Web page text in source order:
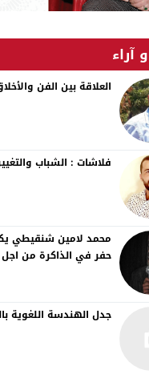
آراء
العلاقة بين الفن
فلاشات : الشباب
محمد لامين شنقيطي
حفر في الذاكرة من
جدل الهندسة اللغوية